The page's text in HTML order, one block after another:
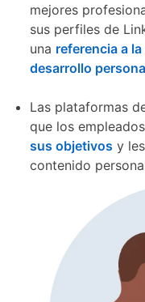
mejores
sus perfiles de
una referencia a
desarrollo
Las plataformas
que los
sus objetivos y
contenido